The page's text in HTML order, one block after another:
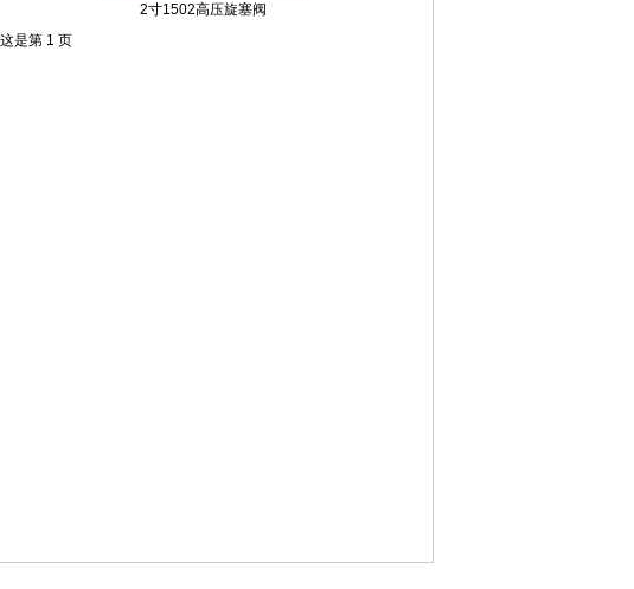
2寸1502高压旋塞阀
是第 1 页